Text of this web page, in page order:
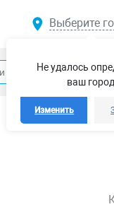
Не удалось
ваш город
Изменить
Выберите